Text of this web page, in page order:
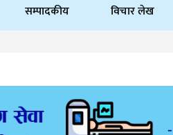
सम्पादकीय विचार लेख